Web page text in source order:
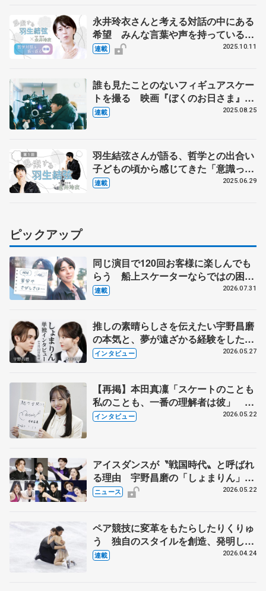
永井玲衣さんと考える対話の中にある
希望 みんな言葉や声を持っていると
いうシンプルな事実【後編】
連載 2025.10.11
誰も見たことのないフィギュアスケー
トを撮る 映画『ぼくのお日さま』奥
山大史監督インタビュー
連載 2025.08.25
羽生結弦さんが語る、哲学との出合い
子どもの頃から感じてきた「意識って
何？」【第１回】
連載 2025.06.29
ピックアップ
同じ演目で120回お客様に楽しんでも
らう 船上スケーターならではの困難
とは 影響あったPIW前キャプテン松
連載 2026.07.31
推しの素晴らしさを伝えたい宇野昌磨
の本気と、夢が遠ざかる経験をした本
田真凜の覚悟
インタビュー 2026.05.27
【再掲】本田真凜「スケートのことも
私のことも、一番の理解者は彼」 引
退時の単独インタビューで語った競技
インタビュー 2026.05.22
アイスダンスが〝戦国時代〟と呼ばれ
る理由 宇野昌磨の「しょまりん」ら
実力者が相次いで参戦 国内の競争激
ニュース 2026.05.22
ペア競技に変革をもたらしたりくりゅ
う 独自のスタイルを創造、発明した
【引退発表後②】
連載 2026.04.24